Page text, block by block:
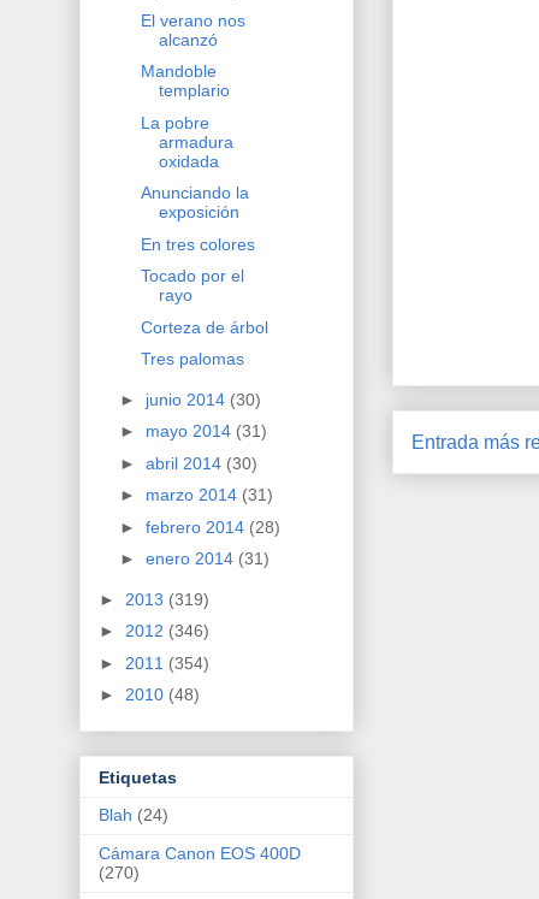
Entrada más
El verano nos
alcanzó
Mandoble
templario
La pobre
armadura
oxidada
Anunciando la
exposición
En tres colores
Tocado por el
rayo
Corteza de árbol
Tres palomas
► junio 2014 (30)
► mayo 2014 (31)
► abril 2014 (30)
► marzo 2014 (31)
► febrero 2014 (28)
► enero 2014 (31)
► 2013 (319)
► 2012 (346)
► 2011 (354)
► 2010 (48)
Etiquetas
Blah (24)
Cámara Canon EOS 400D
(270)